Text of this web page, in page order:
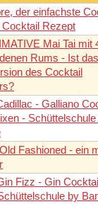
der einfachste
Rezept
Mai Tai mit
Rums - Ist
des Cocktail
- Galliano
- Schüttelschule
Fashioned - ein
Fizz - Gin
by